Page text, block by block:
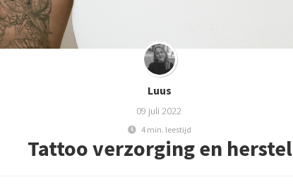
Luus
09 juli 2022
4 min. leestijd
Tattoo verzorging en herstel